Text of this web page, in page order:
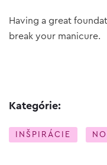
Having a great
break your manicure.
Kategórie:
INŠPIRÁCIE